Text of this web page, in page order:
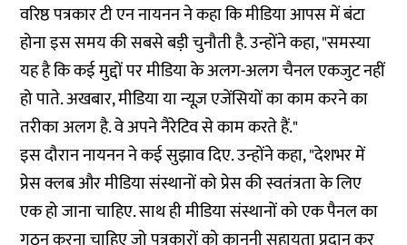
वरिष्ठ पत्रकार टी एन नायनन ने कहा कि मीडिया आपस में बंटा
होना इस समय की सबसे बड़ी चुनौती है. उन्होंने कहा, "समस्या
यह है कि कई मुद्दों पर मीडिया के अलग-अलग चैनल एकजुट नहीं
हो पाते. अखबार, मीडिया या न्यूज़ एजेंसियों का काम करने का
तरीका अलग है. वे अपने नैरेटिव से काम करते हैं."
इस दौरान नायनन ने कई सुझाव दिए. उन्होंने कहा, "देशभर में
प्रेस क्लब और मीडिया संस्थानों को प्रेस की स्वतंत्रता के लिए
एक हो जाना चाहिए. साथ ही मीडिया संस्थानों को एक पैनल का